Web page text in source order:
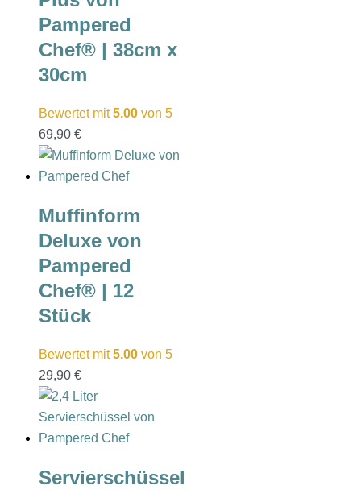
Pampered
Chef® | 38cm x
30cm
Bewertet mit5.00 von 5
69,90 €
Muffinform
Deluxe von
Pampered
Chef® | 12
Stück
Bewertet mit5.00 von 5
29,90 €
Servierschüssel